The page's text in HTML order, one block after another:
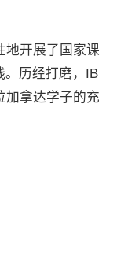
开展了国家课
。历经打磨，IB
加拿达学子的充